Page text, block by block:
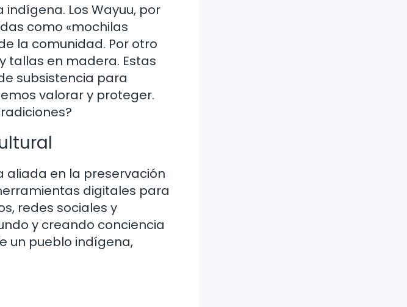
Los Wayuu, por
como «mochilas
la comunidad. Por otro
tallas en madera. Estas
subsistencia para
valorar y proteger.
aliada en la preservación
digitales para
redes sociales y
y creando conciencia
un pueblo indígena,